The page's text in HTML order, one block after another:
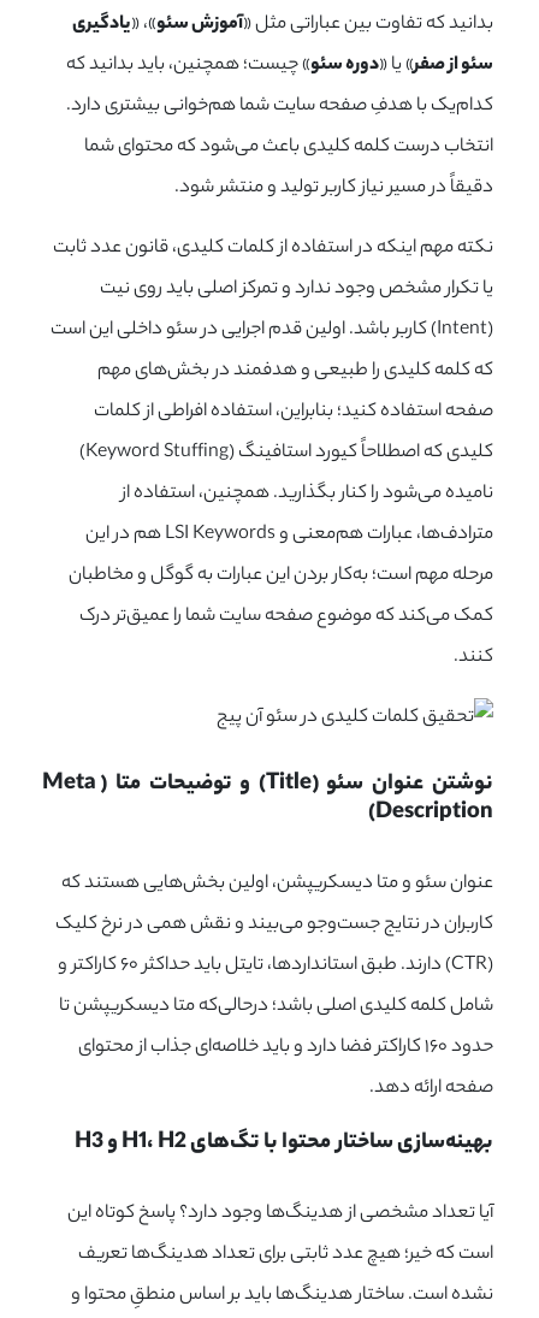
بدانید که تفاوت بین عباراتی مثل «آموزش سئو»، «یادگیری
سئو از صفر» یا «دوره سئو» چیست؛ همچنین، باید بدانید که
کدام‌یک با هدفِ صفحه سایت شما هم‌خوانی بیشتری دارد.
انتخاب درست کلمه کلیدی باعث می‌شود که محتوای شما
دقیقاً در مسیر نیاز کاربر تولید و منتشر شود.
نکته مهم اینکه در استفاده از کلمات کلیدی، قانون عدد ثابت
یا تکرار مشخص وجود ندارد و تمرکز اصلی باید روی نیت
(Intent) کاربر باشد. اولین قدم اجرایی در سئو داخلی این است
که کلمه کلیدی را طبیعی و هدفمند در بخش‌های مهم
صفحه استفاده کنید؛ بنابراین، استفاده افراطی از کلمات
کلیدی که اصطلاحاً کیورد استافینگ (Keyword Stuffing)
نامیده می‌شود را کنار بگذارید. همچنین، استفاده از
مترادف‌ها، عبارات هم‌معنی و LSI Keywords هم در این
مرحله مهم است؛ به‌کار بردن این عبارات به گوگل و مخاطبان
کمک می‌کند که موضوع صفحه سایت شما را عمیق‌تر درک
کنند.
نوشتن عنوان سئو (Title) و توضیحات متا (Meta
Description)
عنوان سئو و متا دیسکریپشن، اولین بخش‌هایی هستند که
کاربران در نتایج جست‌وجو می‌بیند و نقش همی در نرخ کلیک
(CTR) دارند. طبق استانداردها، تایتل باید حداکثر ۶۰ کاراکتر و
شامل کلمه کلیدی اصلی باشد؛ در‌حالی‌که متا دیسکریپشن تا
حدود ۱۶۰ کاراکتر فضا دارد و باید خلاصه‌ای جذاب از محتوای
صفحه ارائه دهد.
بهینه‌سازی ساختار محتوا با تگ‌های H1، H2 و H3
آیا تعداد مشخصی از هدینگ‌ها وجود دارد؟ پاسخ کوتاه این
است که خیر؛ هیچ عدد ثابتی برای تعداد هدینگ‌ها تعریف
نشده است. ساختار هدینگ‌ها باید بر اساس منطقِ محتوا و